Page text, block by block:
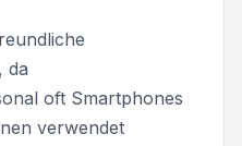
da
oft Smartphones
verwendet